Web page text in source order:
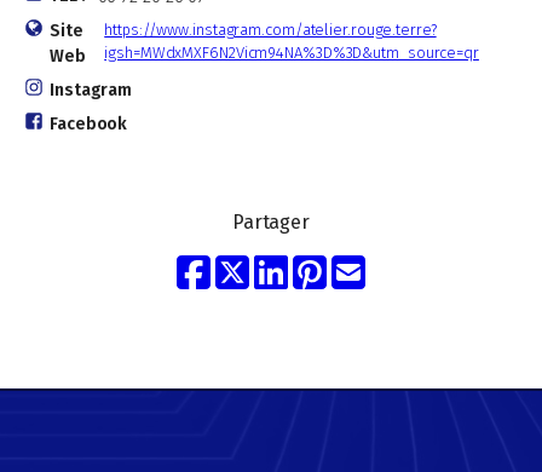
Site
Web
https://www.instagram.com/atelier.rouge.terre?
igsh=MWdxMXF6N2Vicm94NA%3D%3D&utm_source=qr
Instagram
Facebook
Partager